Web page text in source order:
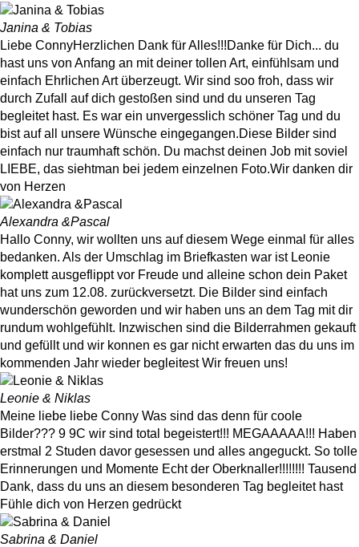
Janina & Tobias
Liebe Conny ​ Herzlichen Dank für Alles!!! ​ Danke für Dich... du
hast uns von Anfang an mit deiner tollen Art, einfühlsam und
einfach Ehrlichen Art überzeugt. Wir sind soo froh, dass wir
durch Zufall auf dich gestoßen sind und du unseren Tag
begleitet hast. Es war ein unvergesslich schöner Tag und du
bist auf all unsere Wünsche eingegangen. ​ Diese Bilder sind
einfach nur traumhaft schön. Du machst deinen Job mit soviel
LIEBE, das siehtman bei jedem einzelnen Foto. ​ Wir danken dir
von Herzen
Alexandra &Pascal
Hallo Conny, wir wollten uns auf diesem Wege einmal für alles
bedanken. Als der Umschlag im Briefkasten war ist Leonie
komplett ausgeflippt vor Freude und alleine schon dein Paket
hat uns zum 12.08. zurückversetzt. Die Bilder sind einfach
wunderschön geworden und wir haben uns an dem Tag mit dir
rundum wohlgefühlt. Inzwischen sind die Bilderrahmen gekauft
und gefüllt und wir konnen es gar nicht erwarten das du uns im
kommenden Jahr wieder begleitest Wir freuen uns!
Leonie & Niklas
Meine liebe liebe Conny Was sind das denn für coole
Bilder??? 9 9C wir sind total begeistert!!! MEGAAAAA!!! Haben
erstmal 2 Studen davor gesessen und alles angeguckt. So tolle
Erinnerungen und Momente Echt der Oberknaller!!!!!!!! Tausend
Dank, dass du uns an diesem besonderen Tag begleitet hast
Fühle dich von Herzen gedrückt
Sabrina & Daniel